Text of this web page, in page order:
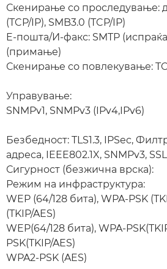
Скенирање со проследување:
(TCP/IP), SMB3.0 (TCP/IP)
E-пошта/И-факс: SMTP
(примање)
Скенирање со повлекување:
Управување:
SNMPv1, SNMPv3 (IPv4,IPv6)
Безбедност: TLS1.3, IPSec,
адреса, IEEE802.1X, SNMPv3,
Сигурност (безжична врска):
Режим на инфраструктура:
WEP (64/128 бита), WPA-PSK
(TKIP/AES)
WEP(64/128 бита), WPA-
PSK(TKIP/AES)
WPA2-PSK (AES)